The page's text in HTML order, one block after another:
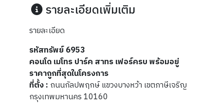
รายละเอียดเพิ่มเติม
รายละเอียด
รหัสทรัพย์ 6953
คอนโด เมโทร ปาร์ค สาทร เฟอร์ครบ พร้อมอยู่
ราคาถูกที่สุดในโครงการ
ที่ตั้ง : ถนนกัลปพฤกษ์ แขวงบางหว้า เขตภาษีเจริญ
กรุงเทพมหานคร 10160